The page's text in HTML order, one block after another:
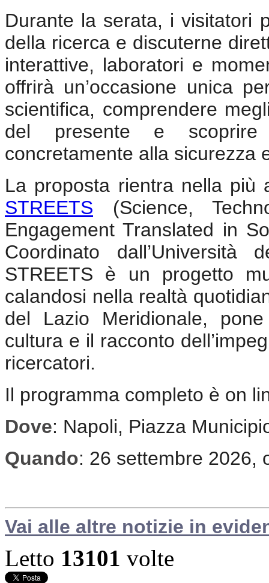
Durante la serata, i visitatori
della ricerca e discuterne
interattive, laboratori e
offrirà un’occasione unica
scientifica, comprendere
del presente e scoprire
concretamente alla sicurezza
La proposta rientra nella
STREETS (Science,
Engagement Translated in
Coordinato
STREETS è un progetto
calandosi nella realtà
del Lazio Meridionale,
cultura e il racconto
ricercatori.
Il programma completo è on
Dove: Napoli, Piazza
Quando: 26 settembre 2026,
Vai alle altre notizie in
Letto 13101 volte